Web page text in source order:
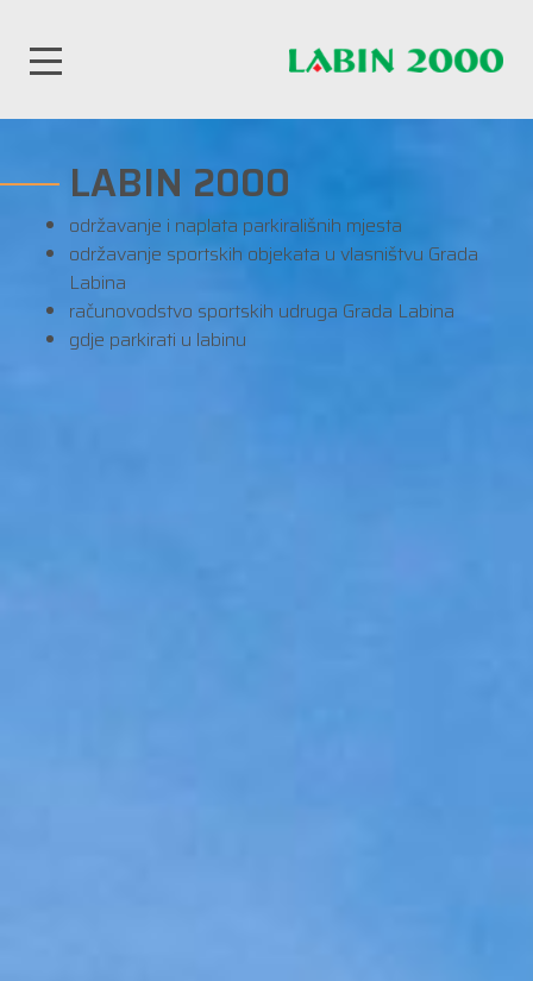
LABIN 2000
održavanje i naplata parkirališnih mjesta
održavanje sportskih objekata u vlasništvu Grada
Labina
računovodstvo sportskih udruga Grada Labina
gdje parkirati u labinu